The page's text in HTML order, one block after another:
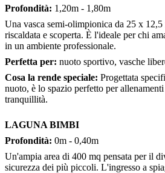
Profondità: 1,20m - 1,80m
Una vasca semi-olimpionica da 25 x
riscaldata e scoperta. È l'ideale per chi
in un ambiente professionale.
Perfetta per: nuoto sportivo, vasche
Cosa la rende speciale: Progettata
nuoto, è lo spazio perfetto per
tranquillità.
LAGUNA BIMBI
Profondità: 0m - 0,40m
Un'ampia area di 400 mq pensata per il
sicurezza dei più piccoli. L'ingresso a